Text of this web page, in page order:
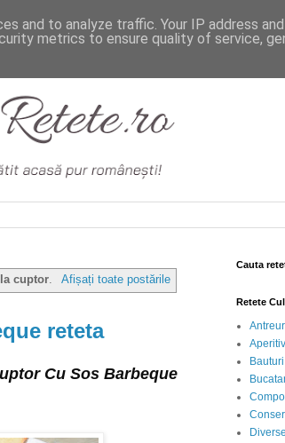
cuptor. Afișați toate postările
reteta
Cu Sos Barbeque
Cauta
Retete
and to analyze traffic. Your IP address
metrics to ensure quality of service,